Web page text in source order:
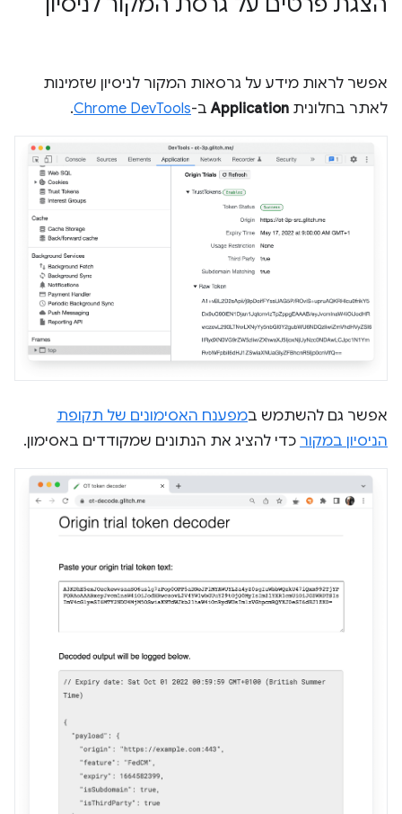
אפשר לראות מידע על גרסאות המקור לניסיון שזמינות
לאתר בחלונית Applicationב-Chrome DevTools
.
אפשר גם להשתמש במפענח האסימונים של תקופת
הניסיון במקור כדי להציג את הנתונים שמקודדים באסימון.